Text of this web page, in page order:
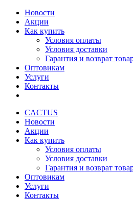
Новости
Акции
Как купить
Условия оплаты
Условия доставки
Гарантия и возврат
Оптовикам
Услуги
Контакты
CACTUS
Новости
Акции
Как купить
Условия оплаты
Условия доставки
Гарантия и возврат
Оптовикам
Услуги
Контакты